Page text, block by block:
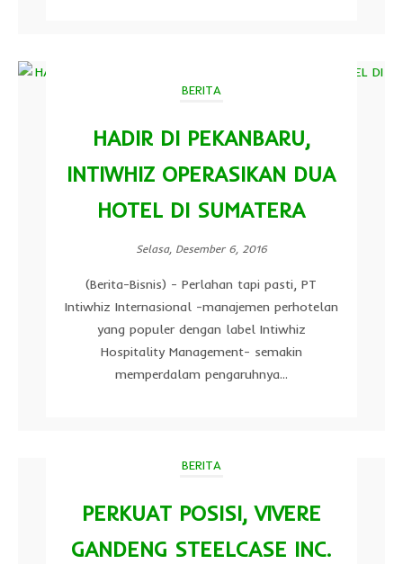
BERITA
HADIR DI PEKANBARU,
INTIWHIZ OPERASIKAN DUA
HOTEL DI SUMATERA
Selasa, Desember 6, 2016
(Berita-Bisnis) - Perlahan tapi pasti, PT
Intiwhiz Internasional -manajemen perhotelan
yang populer dengan label Intiwhiz
Hospitality Management- semakin
memperdalam pengaruhnya...
BERITA
PERKUAT POSISI, VIVERE
GANDENG STEELCASE INC.